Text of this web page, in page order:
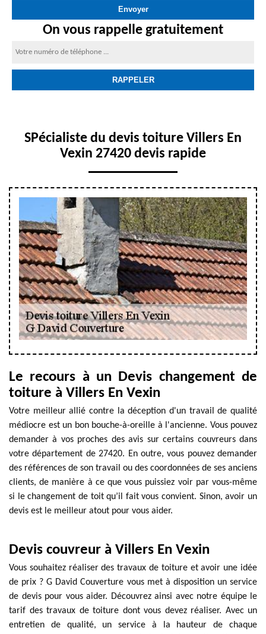
On vous rappelle gratuitement
SPécialiste du devis toiture Villers En
Vexin 27420 devis rapide
Le recours à un Devis changement de
toiture à Villers En Vexin
Votre meilleur allié contre la déception d'un travail de qualité
médiocre est un bon bouche-à-oreille à l'ancienne. Vous pouvez
demander à vos proches des avis sur certains couvreurs dans
votre département de 27420. En outre, vous pouvez demander
des références de son travail ou des coordonnées de ses anciens
clients, de manière à ce que vous puissiez voir par vous-même
si le changement de toit qu’il fait vous convient. Sinon, avoir un
devis est le meilleur atout pour vous aider.
Devis couvreur à Villers En Vexin
Vous souhaitez réaliser des travaux de toiture et avoir une idée
de prix ? G David Couverture vous met à disposition un service
de devis pour vous aider. Découvrez ainsi avec notre équipe le
tarif des travaux de toiture dont vous devez réaliser. Avec un
entretien de qualité, un service à la hauteur de chaque